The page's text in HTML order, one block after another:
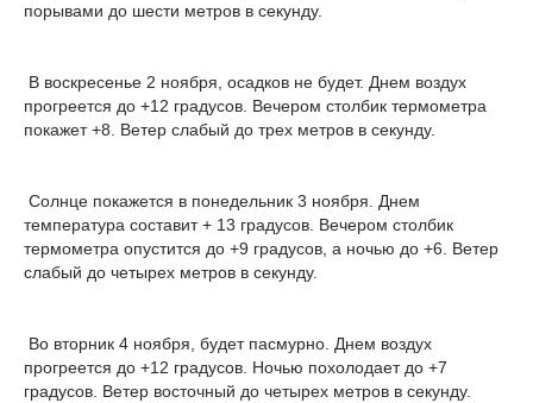
порывами до шести метров в секунду.
В воскресенье 2 ноября, осадков не будет. Днем воздух
прогреется до +12 градусов. Вечером столбик термометра
покажет +8. Ветер слабый до трех метров в секунду.
Солнце покажется в понедельник 3 ноября. Днем
температура составит + 13 градусов. Вечером столбик
термометра опустится до +9 градусов, а ночью до +6. Ветер
слабый до четырех метров в секунду.
Во вторник 4 ноября, будет пасмурно. Днем воздух
прогреется до +12 градусов. Ночью похолодает до +7
градусов. Ветер восточный до четырех метров в секунду.